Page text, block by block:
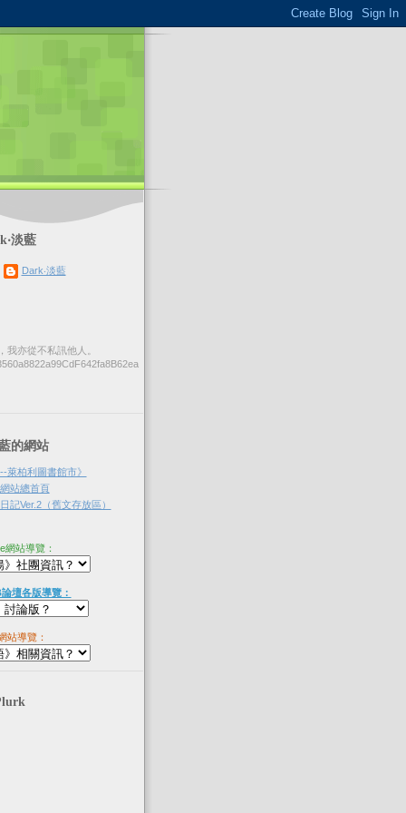
淡藍
Dark‧淡藍
我亦從不私訊他人。
的網站
萊柏利圖書館市》
站總首頁
記Ver.2（舊文存放區）
網站導覽：
壇各版導覽：
站導覽：